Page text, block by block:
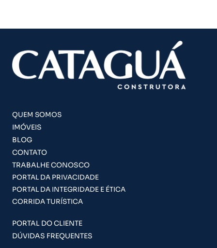
QUEM SOMOS
IMÓVEIS
BLOG
CONTATO
TRABALHE CONOSCO
PORTAL DA PRIVACIDADE
PORTAL DA INTEGRIDADE E ÉTICA
CORRIDA TURÍSTICA
PORTAL DO CLIENTE
DÚVIDAS FREQUENTES